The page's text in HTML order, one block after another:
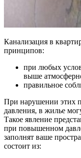
Канализация в
принципов:
при любых
выше
правильное
При нарушении этих
давления, в жилье
Такое явление
при повышенном
заполнят ваше
состоит из: